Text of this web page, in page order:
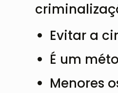
Evitar a
É um
Menores